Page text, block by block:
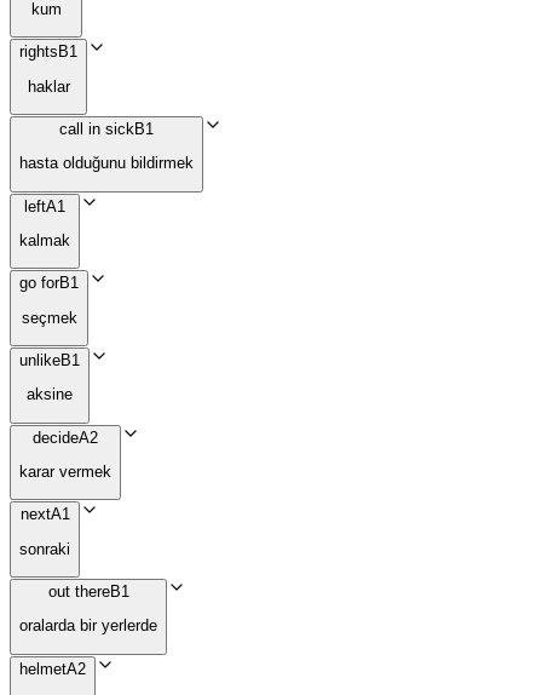
kum
rights B1
haklar
call in sick B1
hasta olduğunu bildirmek
leftA1
kalmak
go forB1
seçmek
unlikeB1
aksine
decideA2
karar vermek
nextA1
sonraki
out thereB1
oralarda bir yerlerde
helmetA2